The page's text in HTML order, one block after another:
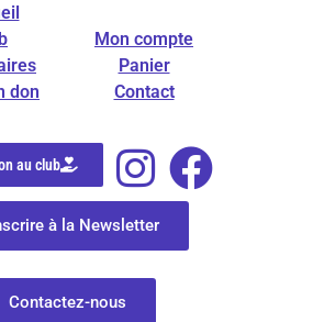
don
Mon compte
Panier
Contact
au club
à la Newsletter
Contactez-nous